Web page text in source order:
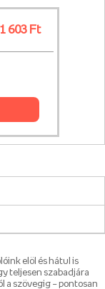
603 Ft
elöl és hátul is
teljesen szabadjára
a szövegig – pontosan